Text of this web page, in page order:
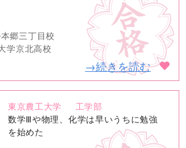
郷三丁目校
学京北高校
→続きを読む
東京農工大学
工学部
数学Ⅲや物理、化学は早いうちに勉強
を始めた